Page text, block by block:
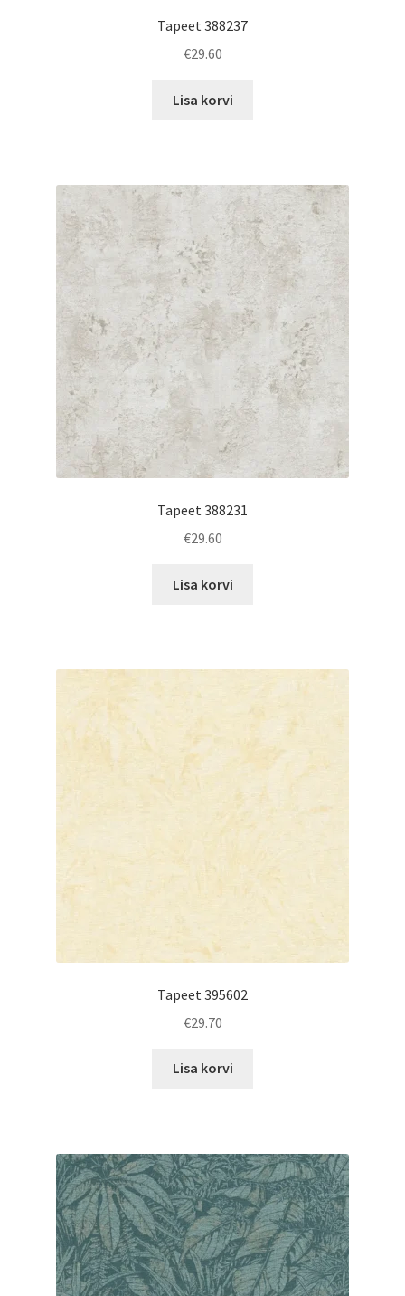
Tapeet 388237
€29.60
Lisa korvi
Tapeet 388231
€29.60
Lisa korvi
Tapeet 395602
€29.70
Lisa korvi